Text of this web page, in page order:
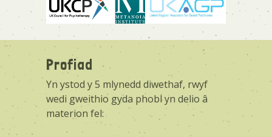
Profiad
Yn ystod y 5 mlynedd diwethaf, rwyf
wedi gweithio gyda phobl yn delio â
materion fel: